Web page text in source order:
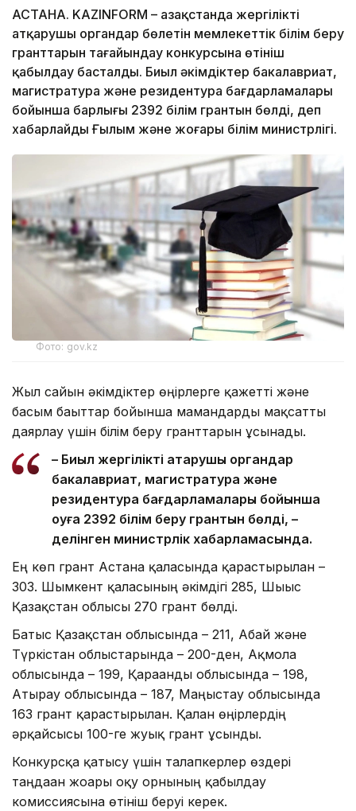
АСТАНА. KAZINFORM – Қазақстанда жергілікті
атқарушы органдар бөлетін мемлекеттік білім беру
гранттарын тағайындау конкурсына өтініш
қабылдау басталды. Биыл әкімдіктер бакалавриат,
магистратура және резидентура бағдарламалары
бойынша барлығы 2392 білім грантын бөлді, деп
хабарлайды Ғылым және жоғары білім министрлігі.
Фото: gov.kz
Жыл сайын әкімдіктер өңірлерге қажетті және
басым бағыттар бойынша мамандарды мақсатты
даярлау үшін білім беру гранттарын ұсынады.
– Биыл жергілікті атқарушы органдар
бакалавриат, магистратура және
резидентура бағдарламалары бойынша
оқуға 2392 білім беру грантын бөлді, –
делінген министрлік хабарламасында.
Ең көп грант Астана қаласында қарастырылған –
303. Шымкент қаласының әкімдігі 285, Шығыс
Қазақстан облысы 270 грант бөлді.
Батыс Қазақстан облысында – 211, Абай және
Түркістан облыстарында – 200-ден, Ақмола
облысында – 199, Қарағанды облысында – 198,
Атырау облысында – 187, Маңғыстау облысында
163 грант қарастырылған. Қалған өңірлердің
әрқайсысы 100-ге жуық грант ұсынды.
Конкурсқа қатысу үшін талапкерлер өздері
таңдаған жоғары оқу орнының қабылдау
комиссиясына өтініш беруі керек.